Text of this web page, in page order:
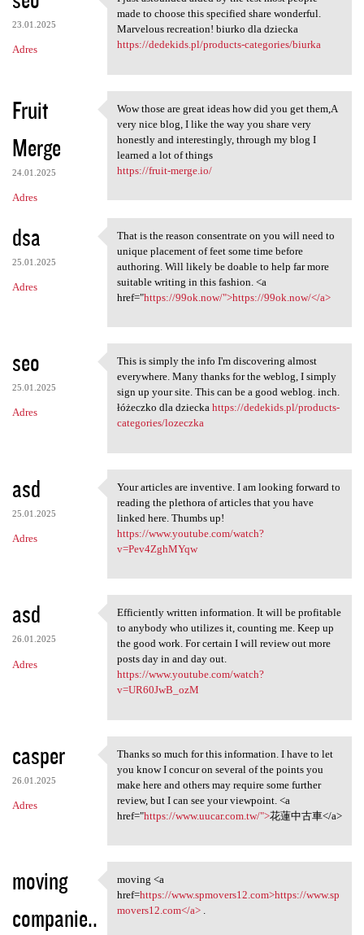
23.01.2025
Adres
I just astounded aided by the
made to choose this specified share wonderful.
Marvelous recreation! biurko dla dziecka
https://dedekids.pl/products-categories/biurka
Fruit
Merge
24.01.2025
Adres
Wow those are great ideas how
Wow those are great ideas how did you get them,A
very nice blog, I like the way you share very
honestly and interestingly, through my blog I
learned a lot of things
https://fruit-merge.io/
dsa
25.01.2025
Adres
That is the reason
That is the reason consentrate on you will need to
unique placement of feet some time before
authoring. Will likely be doable to help far more
suitable writing in this fashion. <a
href="https://99ok.now/">https://99ok.now/</a>
seo
25.01.2025
Adres
This is simply the info I'm
This is simply the info I'm discovering almost
everywhere. Many thanks for the weblog, I simply
sign up your site. This can be a good weblog. inch.
łóżeczko dla dziecka https://dedekids.pl/products-
categories/lozeczka
asd
25.01.2025
Adres
Your articles are inventive.
Your articles are inventive. I am looking forward to
reading the plethora of articles that you have
linked here. Thumbs up!
https://www.youtube.com/watch?
v=Pev4ZghMYqw
asd
26.01.2025
Adres
Efficiently written
Efficiently written information. It will be profitable
to anybody who utilizes it, counting me. Keep up
the good work. For certain I will review out more
posts day in and day out.
https://www.youtube.com/watch?
v=UR60JwB_ozM
casper
26.01.2025
Adres
Thanks so much for this
Thanks so much for this information. I have to let
you know I concur on several of the points you
make here and others may require some further
review, but I can see your viewpoint. <a
href="https://www.uucar.com.tw/">花蓮中古車</a>
moving
companie..
moving <a href=https://www
moving <a
href=https://www.spmovers12.com>https://www.sp
movers12.com</a>.